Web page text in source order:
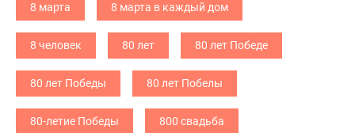
8 марта 8 марта в каждый дом
8 человек 80 лет 80 лет Победе
80 лет Победы 80 лет Побелы
80-летие Победы 800 свадьба